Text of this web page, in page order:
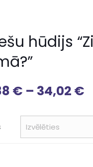
hūdijs
€ – 34,02 €